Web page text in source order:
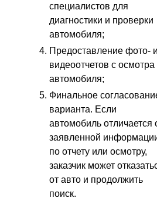
специалистов для
диагностики и проверки
автомобиля;
Предоставление фото- и
видеоотчетов с осмотра
автомобиля;
Финальное
варианта. Если
автомобиль отличается
заявленной
по отчету или осмотру,
заказчик может
от авто и продолжить
поиск.